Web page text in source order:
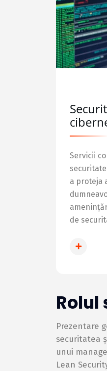
Servicii
a proteja
de
Prezentare
securitatea
unui
Lean